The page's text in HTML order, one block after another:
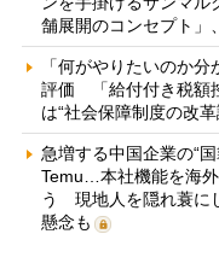
舗展開のコンセプト」
「何がやりたいのか
評価 「給付付き税額
は“社会保障制度の改
急増する中国企業の“
Temu…本社機能を海
う 現地人を隠れ蓑に
懸念も